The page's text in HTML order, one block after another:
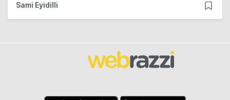
Sami Eyidilli